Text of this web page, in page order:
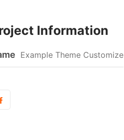
Information
Example Theme Customize